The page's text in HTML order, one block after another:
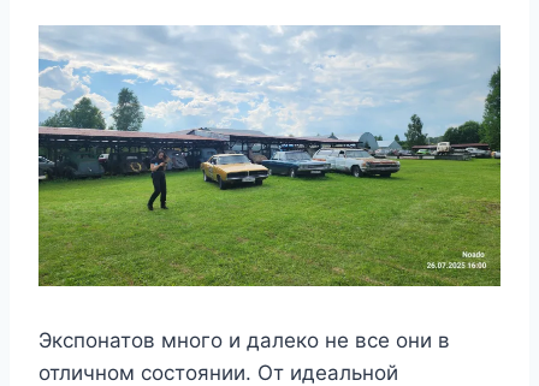
Экспонатов много и далеко не все они в
отличном состоянии. От идеальной